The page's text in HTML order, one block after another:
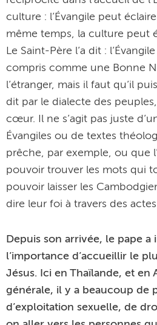
culture : l’Évangile peut
même temps, la culture peut
Le Saint-Père l’a dit :
compris comme une Bonne
l’étranger, mais il faut qu’il
dit par le dialecte des
cœur. Il ne s’agit pas juste
Évangiles ou de textes
prêche, par exemple, ou que
pouvoir trouver les mots qui
pouvoir laisser les
dire leur foi à travers des
Depuis son arrivée, le pape a
l’importance d’accueillir le
Jésus. Ici en Thaïlande, et en
générale, il y a beaucoup de
d’exploitation sexuelle, de